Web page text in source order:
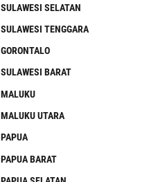
SULAWESI SELATAN
SULAWESI TENGGARA
GORONTALO
SULAWESI BARAT
MALUKU
MALUKU UTARA
PAPUA
PAPUA BARAT